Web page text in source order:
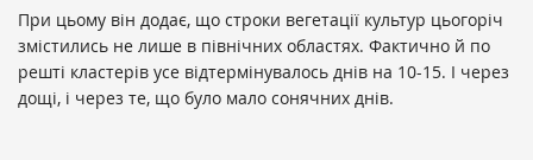
При цьому він додає, що строки вегетації культур цьогоріч
змістились не лише в північних областях. Фактично й по
решті кластерів усе відтермінувалось днів на 10-15. І через
дощі, і через те, що було мало сонячних днів.